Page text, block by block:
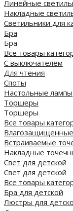
Линейные
Накладные
Светильники для
Бра
Бра
Все товары
С выключателем
Для чтения
Споты
Настольные лампы
Торшеры
Торшеры
Все товары
Встраиваемые
Накладные
Свет для детской
Свет для детской
Все товары
Бра для детской
Люстры для